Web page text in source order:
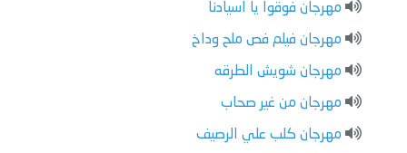
مهرجان فوقوا يا اسيادنا
مهرجان فيلم فص ملح وداخ
مهرجان شويش الطرقه
مهرجان من غير صحاب
مهرجان كلب علي الرصيف